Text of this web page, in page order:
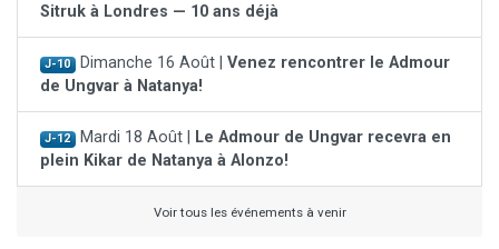
Sitruk à Londres — 10 ans déjà
J-10 Dimanche 16 Août | Venez rencontrer le Admour
de Ungvar à Natanya!
J-12 Mardi 18 Août |
Le Admour de Ungvar recevra en
plein Kikar de Natanya à Alonzo!
Voir tous les événements à venir